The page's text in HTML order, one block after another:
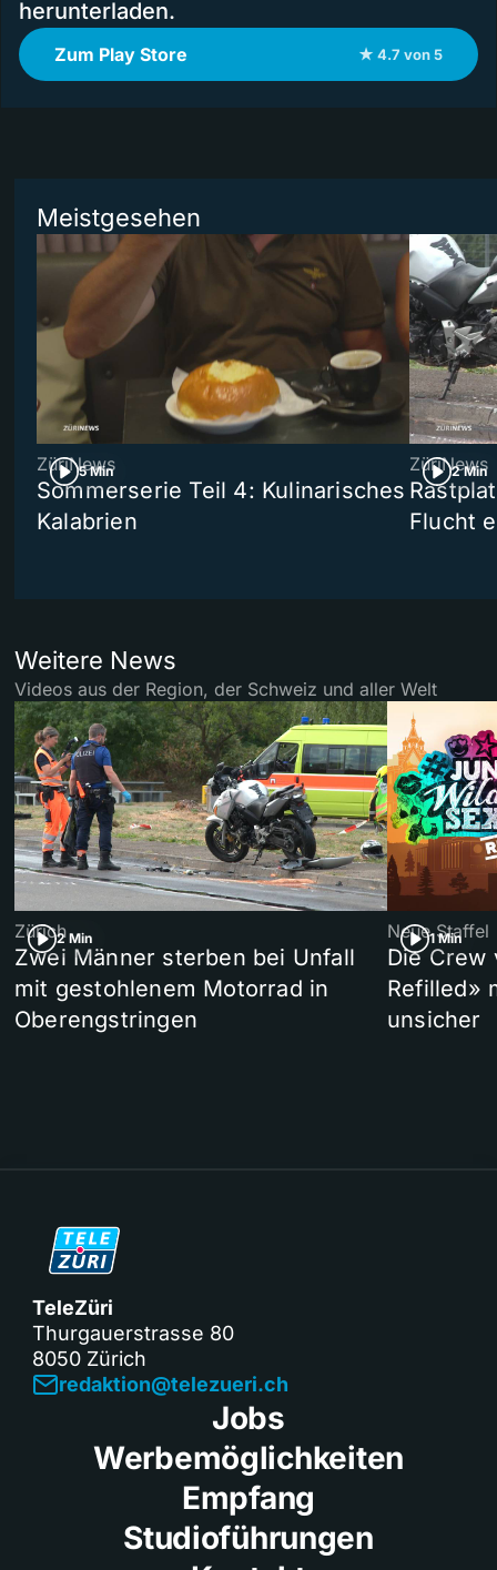
herunterladen.
Zum Play Store ★ 4.7 von 5
Meistgesehen
5 Min
ZüriNews
Sommerserie Teil 4: Kulinarisches
Kalabrien
2 Min
ZüriNews
Flucht
Weitere News
Videos aus der Region, der Schweiz und aller Welt
2 Min
Zürich
Zwei Männer sterben bei Unfall
mit gestohlenem Motorrad in
Oberengstringen
1 Min
Neue Staffel
Die Crew
Refilled»
unsicher
TeleZüri
Thurgauerstrasse 80
8050 Zürich
redaktion@telezueri.ch
Jobs
Werbemöglichkeiten
Empfang
Studioführungen